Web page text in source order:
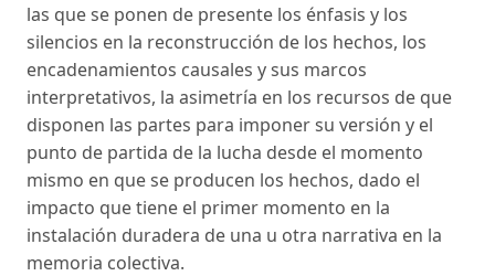
las que se ponen de presente los énfasis y los
silencios en la reconstrucción de los hechos, los
encadenamien­tos causales y sus marcos
interpretativos, la asimetría en los recursos de que
disponen las partes para imponer su versión y el
punto de partida de la lucha desde el momento
mismo en que se producen los hechos, dado el
impacto que tiene el primer momento en la
instalación duradera de una u otra narrativa en la
memoria colectiva.